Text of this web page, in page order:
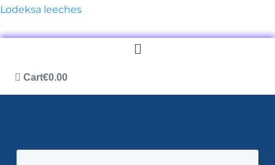
Lodeksa leeches
Menü
€0.00
Cart